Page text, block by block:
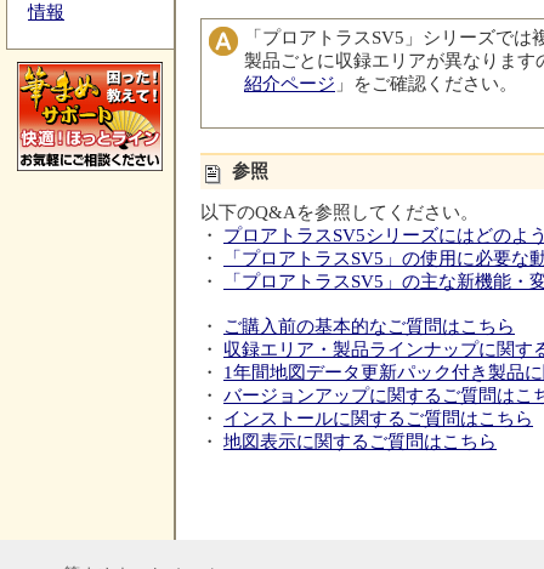
情報
「プロアトラスSV5」シリーズで
製品ごとに収録エリアが異なります
紹介ページ 」をご確認ください。
参照
以下のQ&Aを参照してください。
・ プロアトラスSV5シリーズにはどのよ
・
「プロアトラスSV5」の使用に必要な
・
「プロアトラスSV5」の主な新機能・
・
ご購入前の基本的なご質問はこちら
・ 収録エリア・製品ラインナップに関す
・ 1年間地図データ更新パック付き製品
・ バージョンアップに関するご質問はこ
・ インストールに関するご質問はこちら
・ 地図表示に関するご質問はこちら